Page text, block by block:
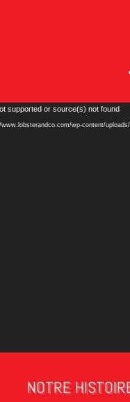
Lecteur
vidéo
supported or source(s) not found
wp-content/
NOTRE